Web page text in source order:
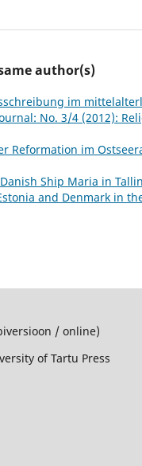
author(s)
im
No. 3/4 (2012):
Reformation im
Ship Maria in
and Denmark in
/ online)
of Tartu Press